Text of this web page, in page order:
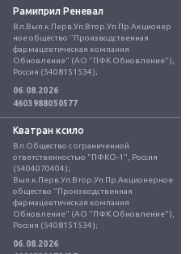
Рамиприл Реневал
Вл.Вып.к.Перв.Уп.Втор.Уп.Пр.Акционер
ное общество "Производственная
фармацевтическая компания
Обновление" (АО "ПФК Обновление"),
Россия (5408151534);
06.08.2026
4603988050577
Кватран ксило
Вл.Общество с ограниченной
ответственностью "ПФКО-1", Россия
(5404070404);
Вып.к.Перв.Уп.Втор.Уп.Пр.Акционерное
общество "Производственная
фармацевтическая компания
Обновление" (АО "ПФК Обновление"),
Россия (5408151534);
06.08.2026